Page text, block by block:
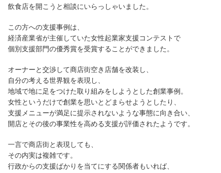
飲食店を開こうと相談にいらっしゃいました。
この方への支援事例は、
経済産業省が主催していた女性起業家支援コンテストで
個別支援部門の優秀賞を受賞することができました。
オーナーと交渉して商店街空き店舗を改装し、
自分の考える世界観を表現し、
地域で地に足をつけた取り組みをしようとした創業事例。
女性というだけで創業を思いとどまらせようとしたり、
支援メニューが満足に提示されないような事態に向き合い、
開店とその後の事業性を高める支援が評価されたようです。
一言で商店街と表現しても、
その内実は複雑です。
行政からの支援ばかりを当てにする関係者もいれば、